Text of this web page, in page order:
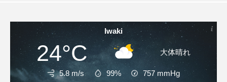
Iwaki
24°C 大体晴れ
5.8 m/s 99% 757 mmHg